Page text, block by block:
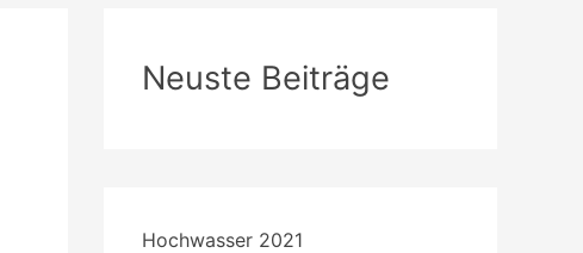
Neuste Beiträge
Hochwasser 2021